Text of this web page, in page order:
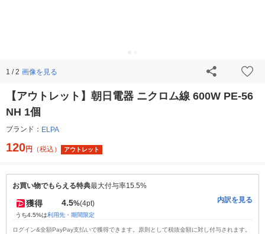
1 / 2 画像を見る
【アウトレット】朝日電器 ニクロム線 600W PE-56
NH 1個
ブランド： ELPA
120円 （税込） アウトレット
お買い物でもらえる特典最大付与率15.5%
獲得 4.5%(4pt)
うち4.5%は利用先・期間限定
内訳を見る
ログイン&全額PayPay支払いで獲得できます。原則として税抜金額に対し付与されます。